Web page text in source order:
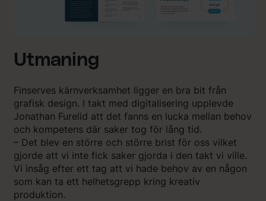
Utmaning
Finserves kärnverksamhet ligger en bra bit från
grafisk design. I takt med digitalisering upplevde
Jonathan Furelid att det fanns en lucka mellan behov
och kompetens där saker tog för lång tid.
– Det blev en större och större brist för oss vilket
gjorde att vi inte fick saker gjorda i den takt vi ville.
Vi insåg efter ett tag att vi hade behov av en någon
som kan ta ett helhetsgrepp kring kreativ
produktion.